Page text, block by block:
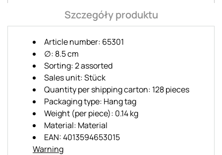
Szczegóły produktu
Article number: 65301
∅: 8.5 cm
Sorting: 2 assorted
Sales unit: Stück
Quantity per shipping carton: 128 pieces
Packaging type: Hang tag
Weight (per piece): 0.14 kg
Material: Material
EAN: 4013594653015
Warning